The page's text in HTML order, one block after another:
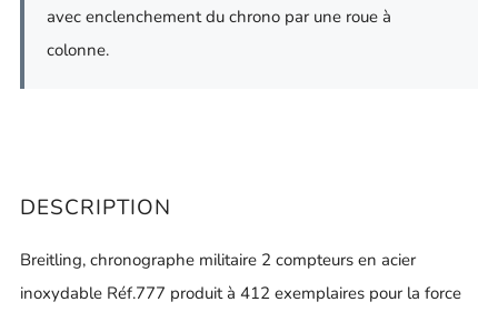
avec enclenchement du chrono par une roue à
colonne.
DESCRIPTION
Breitling, chronographe militaire 2 compteurs en acier
inoxydable Réf.777 produit à 412 exemplaires pour la force